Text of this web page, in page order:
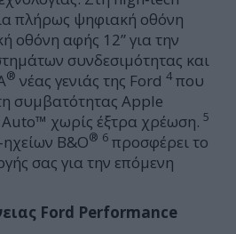
πλήρως ψηφιακή οθόνη
οθόνη αφής 12” για την
συνδεσιμότητας και
® νέας γενιάς της Ford 4 που
συμβατότητας Apple
χωρίς έξτρα χρέωση. 5
B&O® 6 προσφέρει το
σας για την επόμενη
Ford Performance